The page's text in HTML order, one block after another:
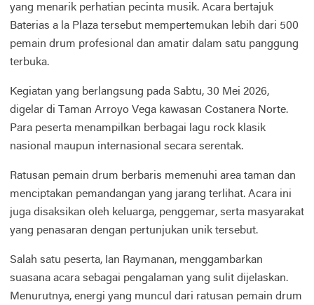
yang menarik perhatian pecinta musik. Acara bertajuk
Baterias a la Plaza tersebut mempertemukan lebih dari 500
pemain drum profesional dan amatir dalam satu panggung
terbuka.
Kegiatan yang berlangsung pada Sabtu, 30 Mei 2026,
digelar di Taman Arroyo Vega kawasan Costanera Norte.
Para peserta menampilkan berbagai lagu rock klasik
nasional maupun internasional secara serentak.
Ratusan pemain drum berbaris memenuhi area taman dan
menciptakan pemandangan yang jarang terlihat. Acara ini
juga disaksikan oleh keluarga, penggemar, serta masyarakat
yang penasaran dengan pertunjukan unik tersebut.
Salah satu peserta, Ian Raymanan, menggambarkan
suasana acara sebagai pengalaman yang sulit dijelaskan.
Menurutnya, energi yang muncul dari ratusan pemain drum